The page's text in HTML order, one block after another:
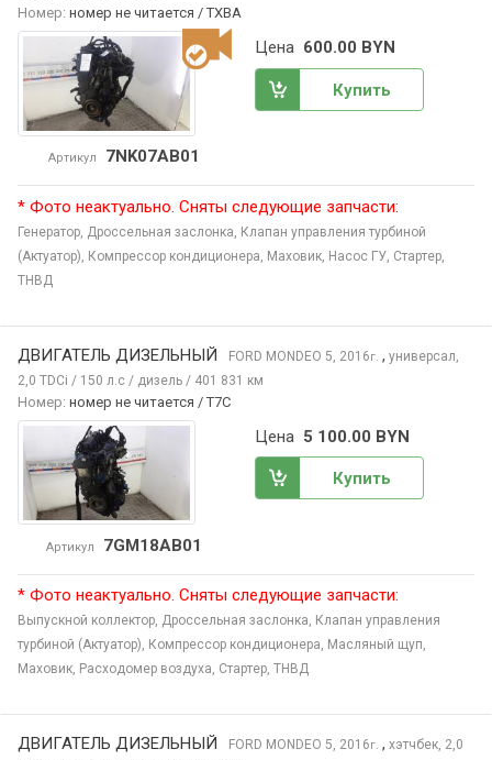
Номер: номер не читается / TXBA
Артикул 7NK07AB01
Цена 600.00 BYN
Купить
* Фото неактуально. Сняты следующие запчасти:
Генератор, Дроссельная заслонка, Клапан управления турбиной
(Актуатор), Компрессор кондиционера, Маховик, Насос ГУ, Стартер,
ТНВД
ДВИГАТЕЛЬ ДИЗЕЛЬНЫЙ FORD MONDEO 5, 2016г. , универсал,
2,0 TDCi / 150 л.с / дизель / 401 831 км
Номер: номер не читается / T7C
Артикул 7GM18AB01
Цена 5 100.00 BYN
Купить
* Фото неактуально. Сняты следующие запчасти:
Выпускной коллектор, Дроссельная заслонка, Клапан управления
турбиной (Актуатор), Компрессор кондиционера, Масляный щуп,
Маховик, Расходомер воздуха, Стартер, ТНВД
ДВИГАТЕЛЬ ДИЗЕЛЬНЫЙ FORD MONDEO 5, 2016г. , хэтчбек, 2,0